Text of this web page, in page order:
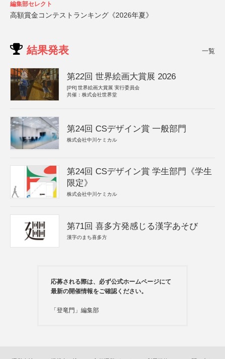
編集部セレクト
高額賞金コンテストランキング《2026年夏》
結果発表 一覧
第22回 世界絵画大賞展 2026
[PR] 世界絵画大賞展 実行委員会
共催：株式会社世界堂
第24回 CSデザイン賞 一般部門
株式会社中川ケミカル
第24回 CSデザイン賞 学生部門《学生
限定》
株式会社中川ケミカル
第71回 喜多方発感じる漢字あそび
漢字のまち喜多方
応募される際は、必ず公式ホームページにて
最新の開催情報をご確認ください。
「登竜門」編集部